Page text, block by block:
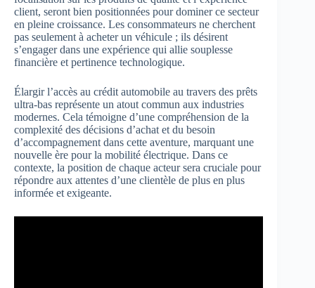
client, seront bien positionnées pour dominer ce secteur
en pleine croissance. Les consommateurs ne cherchent
pas seulement à acheter un véhicule ; ils désirent
s’engager dans une expérience qui allie souplesse
financière et pertinence technologique.
Élargir l’accès au crédit automobile au travers des prêts
ultra-bas représente un atout commun aux industries
modernes. Cela témoigne d’une compréhension de la
complexité des décisions d’achat et du besoin
d’accompagnement dans cette aventure, marquant une
nouvelle ère pour la mobilité électrique. Dans ce
contexte, la position de chaque acteur sera cruciale pour
répondre aux attentes d’une clientèle de plus en plus
informée et exigeante.